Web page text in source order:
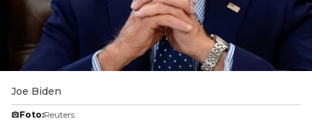
Joe Biden
Foto:Reuters